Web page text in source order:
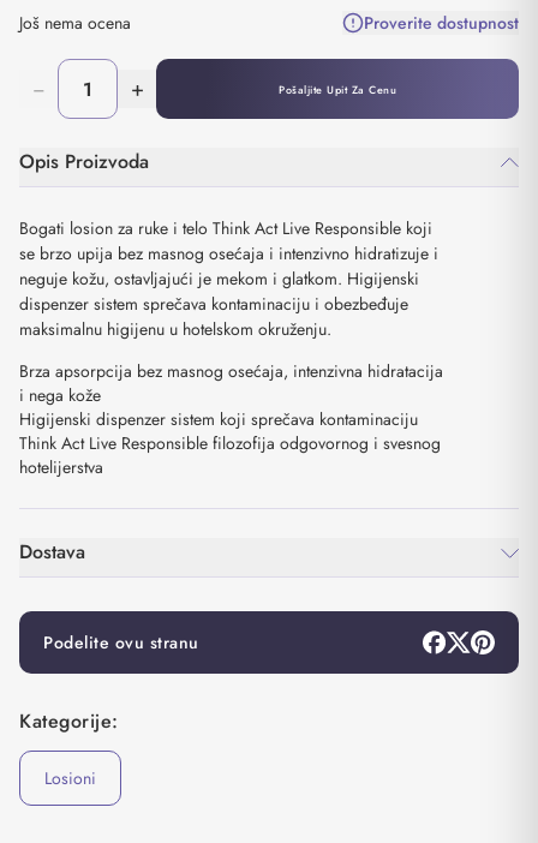
Još nema ocena Proverite dostupnost
− + Pošaljite Upit Za Cenu
Opis Proizvoda
Bogati losion za ruke i telo Think Act Live Responsible koji
se brzo upija bez masnog osećaja i intenzivno hidratizuje i
neguje kožu, ostavljajući je mekom i glatkom. Higijenski
dispenzer sistem sprečava kontaminaciju i obezbeđuje
maksimalnu higijenu u hotelskom okruženju.
Brza apsorpcija bez masnog osećaja, intenzivna hidratacija
i nega kože
Higijenski dispenzer sistem koji sprečava kontaminaciju
Think Act Live Responsible filozofija odgovornog i svesnog
hotelijerstva
Dostava
Podelite ovu stranu
Kategorije:
Losioni